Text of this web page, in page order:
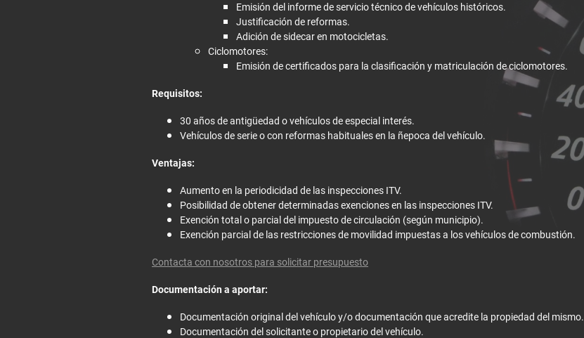
Emisión del informe de servicio técnico de vehículos históricos.
Justificación de reformas.
Adición de sidecar en motocicletas.
Ciclomotores:
Emisión de certificados para la clasificación y matriculación de ciclomotores.
Requisitos:
30 años de antigüedad o vehículos de especial interés.
Vehículos de serie o con reformas habituales en la ñepoca del vehículo.
Ventajas:
Aumento en la periodicidad de las inspecciones ITV.
Posibilidad de obtener determinadas exenciones en las inspecciones ITV.
Exención total o parcial del impuesto de circulación (según municipio).
Exención parcial de las restricciones de movilidad impuestas a los vehículos de combustión.
Contacta con nosotros para solicitar presupuesto
Documentación a aportar:
Documentación original del vehículo y/o documentación que acredite la propiedad del mismo.
Documentación del solicitante o propietario del vehículo.